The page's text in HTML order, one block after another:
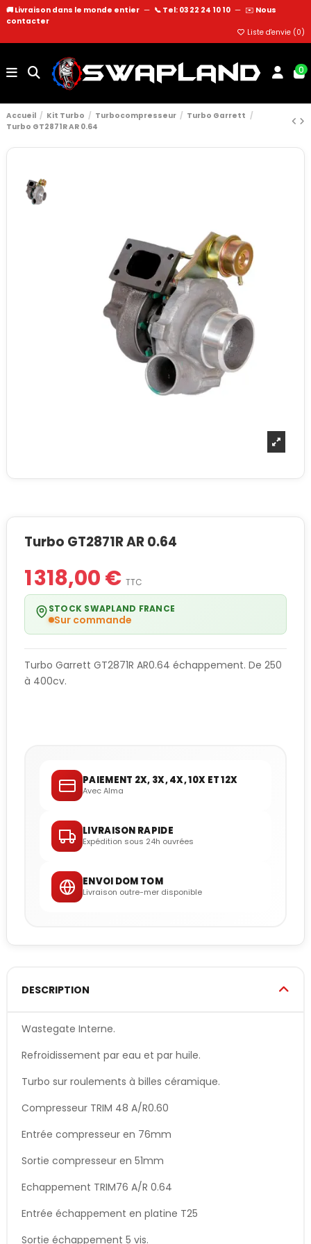
🚚 Livraison dans le monde entier — 📞 Tel: 03 22 24 10 10 — ✉️ Nous
contacter
Liste d'envie (0)
0
Accueil Kit Turbo Turbocompresseur
Turbo Garrett
Turbo GT2871R AR 0.64
Turbo GT2871R AR 0.64
1 318,00 € TTC
STOCK SWAPLAND FRANCE
Sur commande
Turbo Garrett GT2871R AR0.64 échappement. De 250
à 400cv.
PAIEMENT 2X, 3X, 4X, 10X ET 12X
Avec Alma
LIVRAISON RAPIDE
Expédition sous 24h ouvrées
ENVOI DOM TOM
Livraison outre-mer disponible
DESCRIPTION
Wastegate Interne.
Refroidissement par eau et par huile.
Turbo sur roulements à billes céramique.
Compresseur TRIM 48 A/R0.60
Entrée compresseur en 76mm
Sortie compresseur en 51mm
Echappement TRIM76 A/R 0.64
Entrée échappement en platine T25
Sortie échappement 5 vis.